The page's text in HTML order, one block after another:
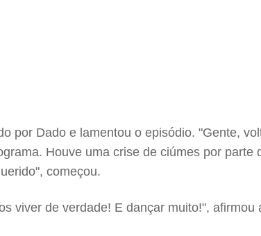
por Dado e lamentou o episódio. "Gente,
Houve uma crise de ciúmes por
começou.
viver de verdade! E dançar muito!",